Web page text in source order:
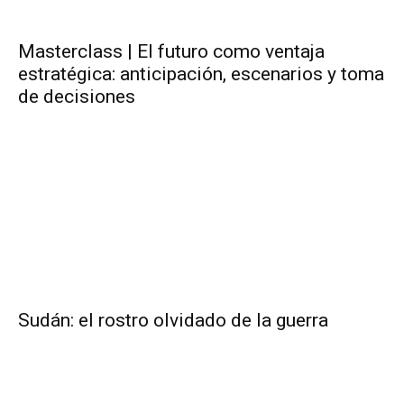
Masterclass | El futuro como ventaja
estratégica: anticipación, escenarios y toma
de decisiones
Sudán: el rostro olvidado de la guerra